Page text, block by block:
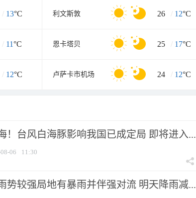
/ 13°C 利文斯敦 26 / 12°C
/ 11°C 恩卡塔贝 25 / 17°C
/ 12°C 卢萨卡市机场 24 / 12°C
！台风白海豚影响我国已成定局 即将进入...
06 11:30
势较强局地有暴雨并伴强对流 明天降雨减...